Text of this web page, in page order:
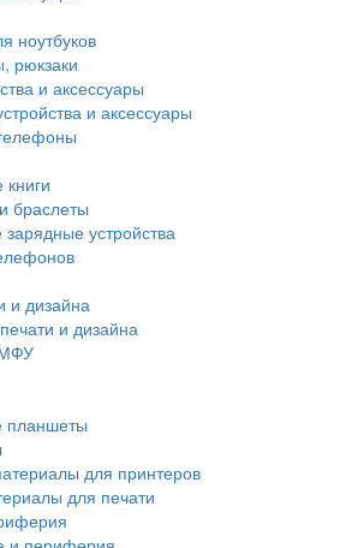
ноутбуков
рюкзаки
и аксессуары
и аксессуары
браслеты
устройства
и дизайна
и дизайна
планшеты
для принтеров
для печати